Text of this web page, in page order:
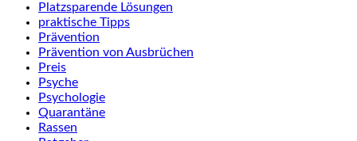
Platzsparende Lösungen
praktische Tipps
Prävention
Prävention von Ausbrüchen
Preis
Psyche
Psychologie
Quarantäne
Rassen